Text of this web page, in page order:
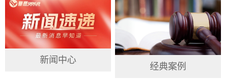
新闻中心
经典案例